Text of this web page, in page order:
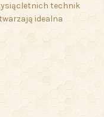
technik
idealna